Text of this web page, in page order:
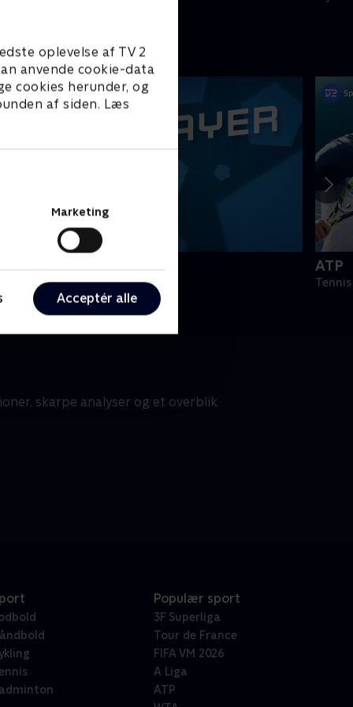
oplevelse af TV 2
anvende cookie-data
cookies herunder, og
af siden. Læs
Marketing
Acceptér alle
ATP
Tennis
skarpe analyser og et overblik
Populær sport
3F Superliga
Tour de France
FIFA VM 2026
A Liga
ATP